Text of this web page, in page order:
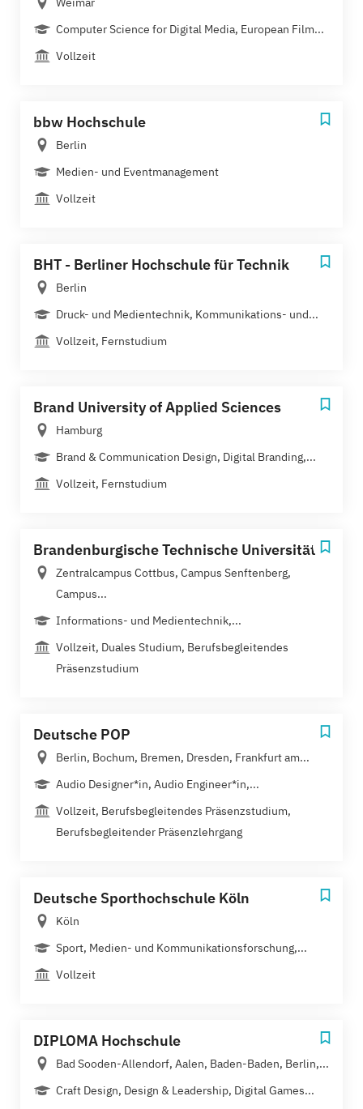
Computer Science for Digital Media, European Film...
Vollzeit
bbw Hochschule
Berlin
Medien- und Eventmanagement
Vollzeit
BHT - Berliner Hochschule für Technik
Berlin
Druck- und Medientechnik, Kommunikations- und...
Vollzeit, Fernstudium
Brand University of Applied Sciences
Hamburg
Brand & Communication Design, Digital Branding,...
Vollzeit, Fernstudium
Brandenburgische Technische Universität
Zentralcampus Cottbus, Campus Senftenberg,
Campus...
Informations- und Medientechnik,...
Vollzeit, Duales Studium, Berufsbegleitendes
Präsenzstudium
Deutsche POP
Berlin, Bochum, Bremen, Dresden, Frankfurt am...
Audio Designer*in, Audio Engineer*in,...
Vollzeit, Berufsbegleitendes Präsenzstudium,
Berufsbegleitender Präsenzlehrgang
Deutsche Sporthochschule Köln
Köln
Sport, Medien- und Kommunikationsforschung,...
Vollzeit
DIPLOMA Hochschule
Bad Sooden-Allendorf, Aalen, Baden-Baden, Berlin,...
Craft Design, Design & Leadership, Digital Games...